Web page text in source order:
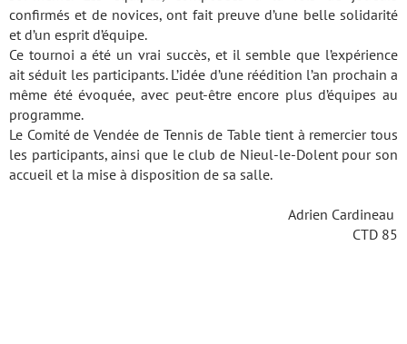
confirmés et de novices, ont fait preuve d’une belle solidarité
et d’un esprit d’équipe.
Ce tournoi a été un vrai succès, et il semble que l’expérience
ait séduit les participants. L’idée d’une réédition l’an prochain a
même été évoquée, avec peut-être encore plus d’équipes au
programme.
Le Comité de Vendée de Tennis de Table tient à remercier tous
les participants, ainsi que le club de Nieul-le-Dolent pour son
accueil et la mise à disposition de sa salle.
Adrien Cardineau
CTD 85